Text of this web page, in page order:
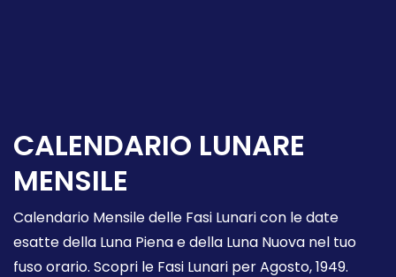
CALENDARIO LUNARE
MENSILE
Calendario Mensile delle Fasi Lunari con le date
esatte della Luna Piena e della Luna Nuova nel tuo
fuso orario. Scopri le Fasi Lunari per Agosto, 1949.